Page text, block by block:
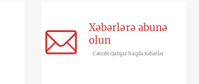
Xəbərlərə abunə
olun
Cənubi Qafqaz haqda xəbərlər